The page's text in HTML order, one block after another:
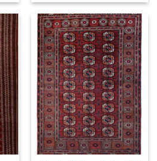
2250,00€.